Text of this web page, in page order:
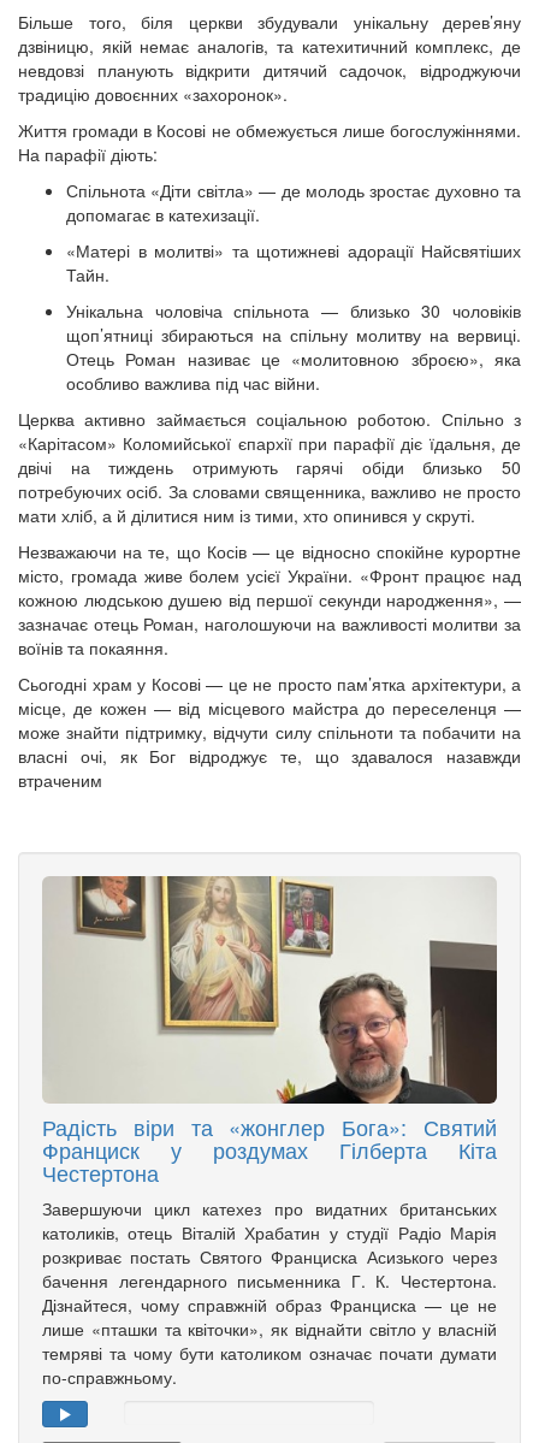
Більше того, біля церкви збудували унікальну дерев’яну
дзвіницю, якій немає аналогів, та катехитичний комплекс, де
невдовзі планують відкрити дитячий садочок, відроджуючи
традицію довоєнних «захоронок».
Життя громади в Косові не обмежується лише богослужіннями.
На парафії діють:
Спільнота «Діти світла» — де молодь зростає духовно та
допомагає в катехизації.
«Матері в молитві» та щотижневі адорації Найсвятіших
Тайн.
Унікальна чоловіча спільнота — близько 30 чоловіків
щоп’ятниці збираються на спільну молитву на вервиці.
Отець Роман називає це «молитовною зброєю», яка
особливо важлива під час війни.
Церква активно займається соціальною роботою. Спільно з
«Карітасом» Коломийської єпархії при парафії діє їдальня, де
двічі на тиждень отримують гарячі обіди близько 50
потребуючих осіб. За словами священника, важливо не просто
мати хліб, а й ділитися ним із тими, хто опинився у скруті.
Незважаючи на те, що Косів — це відносно спокійне курортне
місто, громада живе болем усієї України. «Фронт працює над
кожною людською душею від першої секунди народження», —
зазначає отець Роман, наголошуючи на важливості молитви за
воїнів та покаяння.
Сьогодні храм у Косові — це не просто пам’ятка архітектури, а
місце, де кожен — від місцевого майстра до переселенця —
може знайти підтримку, відчути силу спільноти та побачити на
власні очі, як Бог відроджує те, що здавалося назавжди
втраченим
Радість віри та «жонглер Бога»: Святий
Франциск у роздумах Гілберта Кіта
Честертона
Завершуючи цикл катехез про видатних британських
католиків, отець Віталій Храбатин у студії Радіо Марія
розкриває постать Святого Франциска Асизького через
бачення легендарного письменника Г. К. Честертона.
Дізнайтеся, чому справжній образ Франциска — це не
лише «пташки та квіточки», як віднайти світло у власній
темряві та чому бути католиком означає почати думати
по-справжньому.